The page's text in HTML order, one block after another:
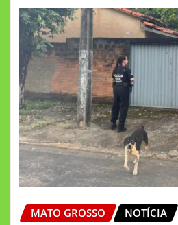
MATO GROSSO NOTÍCIA